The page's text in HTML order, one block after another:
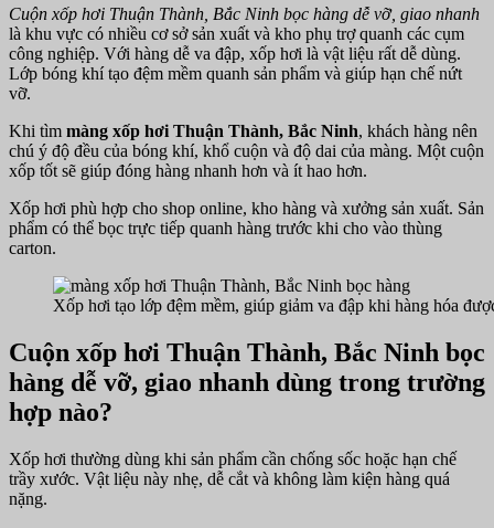
Cuộn xốp hơi Thuận Thành, Bắc Ninh bọc hàng dễ vỡ, giao nhanh
là khu vực có nhiều cơ sở sản xuất và kho phụ trợ quanh các cụm
công nghiệp. Với hàng dễ va đập, xốp hơi là vật liệu rất dễ dùng.
Lớp bóng khí tạo đệm mềm quanh sản phẩm và giúp hạn chế nứt
vỡ.
Khi tìm màng xốp hơi Thuận Thành, Bắc Ninh, khách hàng nên
chú ý độ đều của bóng khí, khổ cuộn và độ dai của màng. Một cuộn
xốp tốt sẽ giúp đóng hàng nhanh hơn và ít hao hơn.
Xốp hơi phù hợp cho shop online, kho hàng và xưởng sản xuất. Sản
phẩm có thể bọc trực tiếp quanh hàng trước khi cho vào thùng
carton.
Xốp hơi tạo lớp đệm mềm, giúp giảm va đập khi hàng hóa
Cuộn xốp hơi Thuận Thành, Bắc Ninh bọc
hàng dễ vỡ, giao nhanh dùng trong trường
hợp nào?
Xốp hơi thường dùng khi sản phẩm cần chống sốc hoặc hạn chế
trầy xước. Vật liệu này nhẹ, dễ cắt và không làm kiện hàng quá
nặng.